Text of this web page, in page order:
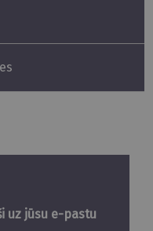
uz jūsu e-pastu